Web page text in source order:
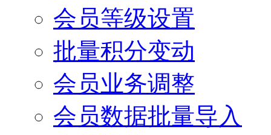
会员等级设置
批量积分变动
会员业务调整
会员数据批量导入